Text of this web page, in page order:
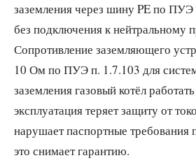
заземления через шину PE по ПУЭ
без подключения к нейтральному
Сопротивление заземляющего
10 Ом по ПУЭ п. 1.7.103 для
заземления газовый котёл
эксплуатация теряет защиту от
нарушает паспортные требования
это снимает гарантию.